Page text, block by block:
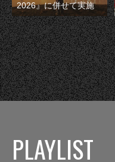
2026』に併せて実施
PLAYLIST